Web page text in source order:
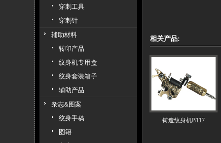
穿刺工具
穿刺针
辅助材料
转印产品
纹身机专用盒
纹身套装箱子
辅助产品
杂志&图案
纹身手稿
图籍
相关产品:
铸造纹身机B117